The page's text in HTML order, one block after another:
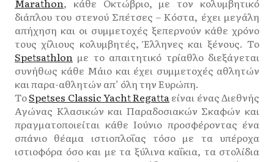
Marathon, κάθε Οκτώβριο, με τον κολυμβητικό
διάπλου του στενού Σπέτσες – Κόστα, έχει μεγάλη
απήχηση και οι συμμετοχές ξεπερνούν κάθε χρόνο
τους χίλιους κολυμβητές, Έλληνες και ξένους. Το
Spetsathlon με το απαιτητικό τρίαθλο διεξάγεται
συνήθως κάθε Μάιο και έχει συμμετοχές αθλητών
και παρα-αθλητών απ’ όλη την Ευρώπη.
ΤοSpetses Classic Yacht Regattaείναι ένας Διεθνής
Αγώνας Κλασικών και Παραδοσιακών Σκαφών και
πραγματοποιείται κάθε Ιούνιο προσφέροντας ένα
σπάνιο θέαμα ιστιοπλοΐας τόσο με τα υπέροχα
ιστιοφόρα όσο και με τα ξύλινα καΐκια, τα στολίδια